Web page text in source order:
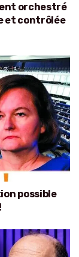
orchestré
et contrôlée
possible